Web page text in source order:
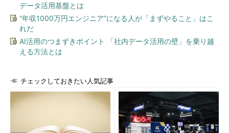
データ活用基盤とは
“年収1000万円エンジニア”になる人が「まずやること」はこ
れだ
AI活用のつまずきポイント 「社内データ活用の壁」を乗り越
える方法とは
チェックしておきたい人気記事